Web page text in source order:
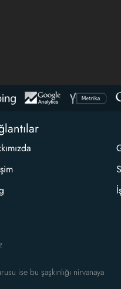
ise bu şaşkınlığı nirvanaya